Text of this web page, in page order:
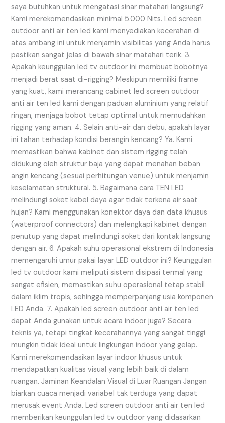
saya butuhkan untuk mengatasi sinar matahari langsung?
Kami merekomendasikan minimal 5.000 Nits. Led screen
outdoor anti air ten led kami menyediakan kecerahan di
atas ambang ini untuk menjamin visibilitas yang Anda harus
pastikan sangat jelas di bawah sinar matahari terik. 3.
Apakah keunggulan led tv outdoor ini membuat bobotnya
menjadi berat saat di-rigging? Meskipun memiliki frame
yang kuat, kami merancang cabinet led screen outdoor
anti air ten led kami dengan paduan aluminium yang relatif
ringan, menjaga bobot tetap optimal untuk memudahkan
rigging yang aman. 4. Selain anti-air dan debu, apakah layar
ini tahan terhadap kondisi berangin kencang? Ya. Kami
memastikan bahwa kabinet dan sistem rigging telah
didukung oleh struktur baja yang dapat menahan beban
angin kencang (sesuai perhitungan venue) untuk menjamin
keselamatan struktural. 5. Bagaimana cara TEN LED
melindungi soket kabel daya agar tidak terkena air saat
hujan? Kami menggunakan konektor daya dan data khusus
(waterproof connectors) dan melengkapi kabinet dengan
penutup yang dapat melindungi soket dari kontak langsung
dengan air. 6. Apakah suhu operasional ekstrem di Indonesia
memengaruhi umur pakai layar LED outdoor ini? Keunggulan
led tv outdoor kami meliputi sistem disipasi termal yang
sangat efisien, memastikan suhu operasional tetap stabil
dalam iklim tropis, sehingga memperpanjang usia komponen
LED Anda. 7. Apakah led screen outdoor anti air ten led
dapat Anda gunakan untuk acara indoor juga? Secara
teknis ya, tetapi tingkat kecerahannya yang sangat tinggi
mungkin tidak ideal untuk lingkungan indoor yang gelap.
Kami merekomendasikan layar indoor khusus untuk
mendapatkan kualitas visual yang lebih baik di dalam
ruangan. Jaminan Keandalan Visual di Luar Ruangan Jangan
biarkan cuaca menjadi variabel tak terduga yang dapat
merusak event Anda. Led screen outdoor anti air ten led
memberikan keunggulan led tv outdoor yang didasarkan